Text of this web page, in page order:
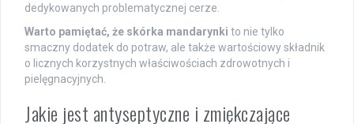
dedykowanych problematycznej cerze.
Warto pamiętać, że skórka mandarynki to nie tylko
smaczny dodatek do potraw, ale także wartościowy składnik
o licznych korzystnych właściwościach zdrowotnych i
pielęgnacyjnych.
Jakie jest antyseptyczne i zmiękczające